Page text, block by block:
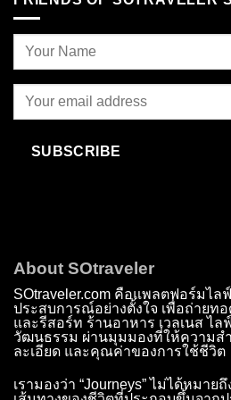
SUBSCRIBE
About SOtraveler
SOtraveler.com คือแพลตฟอร์มไล
ประสบการณ์อย่างตั้งใจ เพื่อถ่ายทอ
และรีสอร์ท ร้านอาหาร เวลเนส ไล
วัฒนธรรม ผ่านมุมมองที่ให้ความ
ละเอียด และคุณค่าของการใช้ชีวิต
เรามองว่า “Journeys” ไม่ได้หมาย